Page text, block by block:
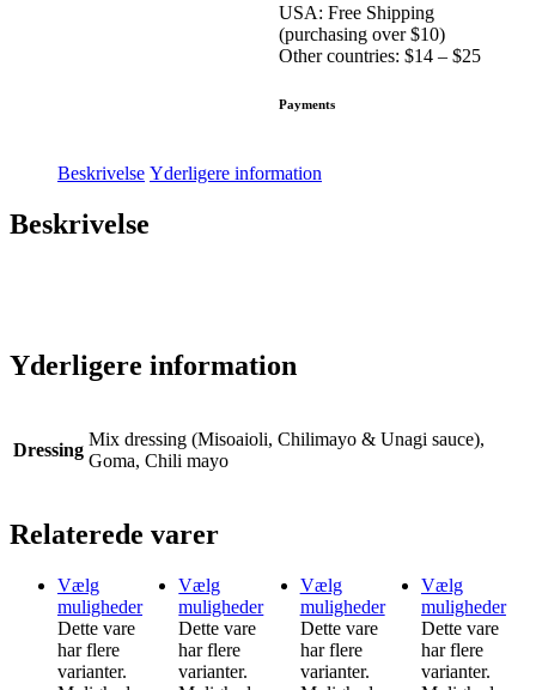
USA: Free Shipping
(purchasing over $10)
Other countries: $14 – $25
Payments
Beskrivelse Yderligere information
Beskrivelse
Yderligere information
Dressing
Mix dressing (Misoaioli, Chilimayo & Unagi sauce),
Goma, Chili mayo
Relaterede varer
Vælg
muligheder
Dette vare
har flere
varianter.
Vælg
muligheder
Dette vare
har flere
varianter.
Vælg
muligheder
Dette vare
har flere
varianter.
Vælg
muligheder
Dette vare
har flere
varianter.